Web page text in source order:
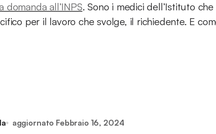
domanda all’INPS. Sono i medici dell’Istituto
per il lavoro che svolge, il richiedente. E
aggiornato Febbraio 16, 2024